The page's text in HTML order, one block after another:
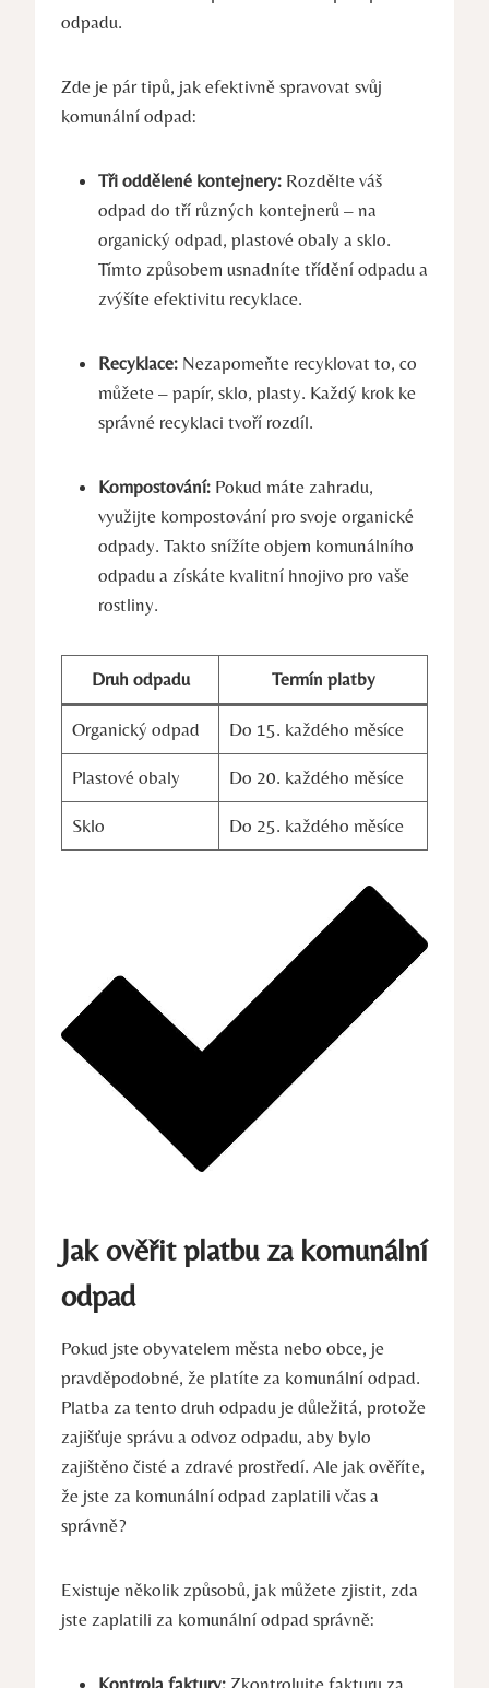
odpadu.
Zde je pár tipů, jak efektivně spravovat svůj
komunální odpad:
Tři oddělené kontejnery: Rozdělte váš
odpad do tří různých kontejnerů – na
organický odpad, plastové obaly a sklo.
Tímto způsobem usnadníte třídění odpadu a
zvýšíte efektivitu recyklace.
Recyklace: Nezapomeňte recyklovat to, co
můžete – papír, sklo, plasty. Každý krok ke
správné recyklaci tvoří rozdíl.
Kompostování: Pokud máte zahradu,
využijte kompostování pro svoje organické
odpady. Takto snížíte objem komunálního
odpadu a získáte kvalitní hnojivo pro vaše
rostliny.
Druh odpadu Termín platby
Organický odpad Do 15. každého měsíce
Plastové obaly Do 20. každého měsíce
Sklo Do 25. každého měsíce
Jak ověřit platbu za komunální
odpad
Pokud jste obyvatelem města nebo obce, je
pravděpodobné, že platíte za komunální odpad.
Platba za tento druh odpadu je důležitá, protože
zajišťuje správu a odvoz odpadu, aby bylo
zajištěno čisté a zdravé prostředí. Ale jak ověříte,
že jste za komunální odpad zaplatili včas a
správně?
Existuje několik způsobů, jak můžete zjistit, zda
jste zaplatili za komunální odpad správně:
Kontrola faktury: Zkontrolujte fakturu za